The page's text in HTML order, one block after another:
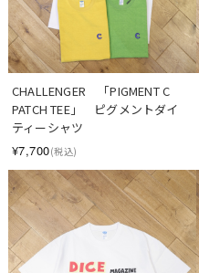
CHALLENGER　「PIGMENT C
PATCH TEE」　ピグメントダイ
ティーシャツ
¥7,700(税込)